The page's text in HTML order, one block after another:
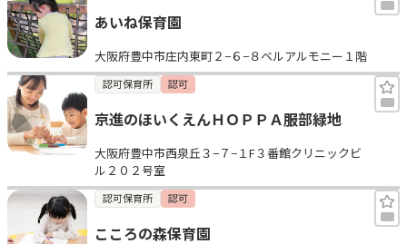
あいね保育園
大阪府豊中市庄内東町２−６−８ベルアルモニー１階
認可保育所 認可
京進のほいくえんＨＯＰＰＡ服部緑地
大阪府豊中市西泉丘３−７−１F３番館クリニックビ
ル２０２号室
認可保育所 認可
こころの森保育園